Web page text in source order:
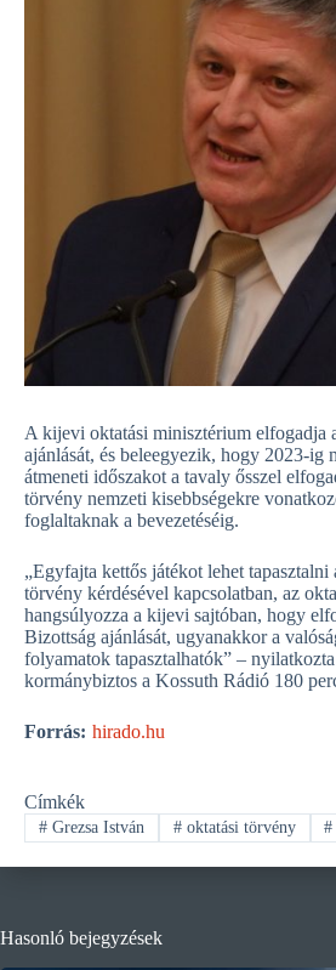
A kijevi oktatási minisztérium elfogadja
ajánlását, és beleegyezik, hogy 2023-ig
átmeneti időszakot a tavaly ősszel
törvény nemzeti kisebbségekre
foglaltaknak a bevezetéséig.
„Egyfajta kettős játékot lehet tapasztalni
törvény kérdésével kapcsolatban, az
hangsúlyozza a kijevi sajtóban, hogy
Bizottság ajánlását, ugyanakkor a
folyamatok tapasztalhatók” –
kormánybiztos a Kossuth Rádió 180
Forrás: hirado.hu
Címkék
#Grezsa István #oktatási törvény #
Hasonló bejegyzések